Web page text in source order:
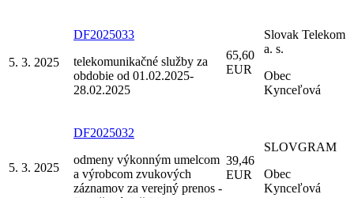
5. 3. 2025
DF2025033
telekomunikačné služby za
obdobie od 01.02.2025-
28.02.2025
65,60
EUR
Slovak Telekom
a. s.
Obec
Kynceľová
5. 3. 2025
DF2025032
odmeny výkonným umelcom
a výrobcom zvukových
záznamov za verejný prenos -
39,46
EUR
SLOVGRAM
Obec
Kynceľová